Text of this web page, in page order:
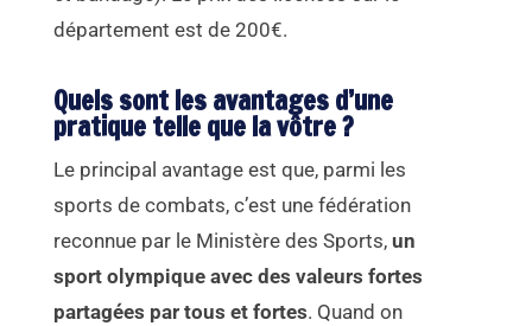
département est de 200€.
Quels sont les avantages d’une
pratique telle que la vôtre ?
Le principal avantage est que, parmi les
sports de combats, c’est une fédération
reconnue par le Ministère des Sports,un
sport olympique avec des valeurs fortes
partagées par tous et fortes. Quand on